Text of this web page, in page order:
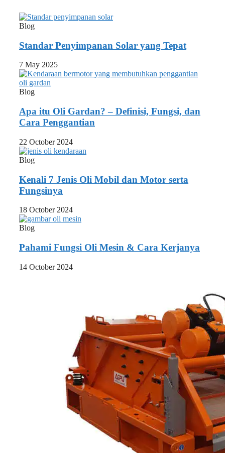
Blog
Standar Penyimpanan Solar yang Tepat
7 May 2025
Blog
Apa itu Oli Gardan? – Definisi, Fungsi, dan
Cara Penggantian
22 October 2024
Blog
Kenali 7 Jenis Oli Mobil dan Motor serta
Fungsinya
18 October 2024
Blog
Pahami Fungsi Oli Mesin & Cara Kerjanya
14 October 2024